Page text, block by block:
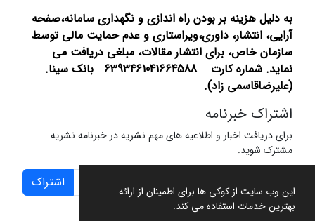
این وب سایت از کوکی ها برای اطمینان از ارائه
بهترین خدمات استفاده می کند.
به دلیل هزینه بر بودن راه اندازی و نگهداری سامانه،صفحه
آرایی، انتشار، داوری،ویراستاری و عدم حمایت مالی توسط
سازمان خاص، برای انتشار مقالات، مبلغی دریافت می
نماید.
شماره کارت 6393461041664588 بانک سینا.
(علیرضاقاسمی زاد).
اشتراک خبرنامه
برای دریافت اخبار و اطلاعیه های مهم نشریه در خبرنامه نشریه
مشترک شوید.
اشتراک